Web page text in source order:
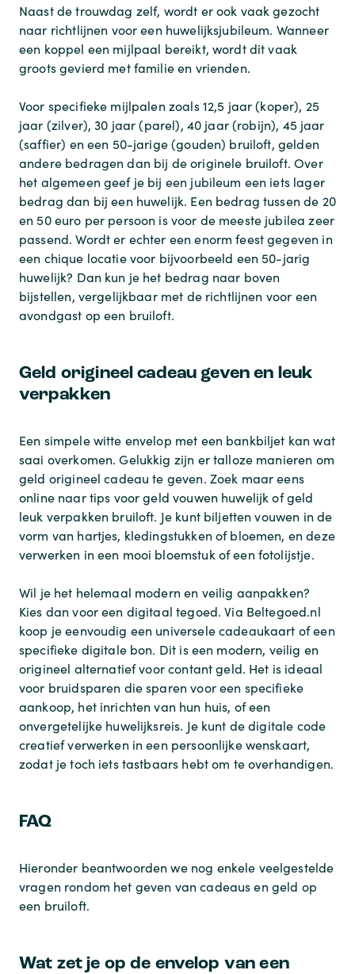
Naast de trouwdag zelf, wordt er ook vaak gezocht
naar richtlijnen voor een huwelijksjubileum. Wanneer
een koppel een mijlpaal bereikt, wordt dit vaak
groots gevierd met familie en vrienden.
Voor specifieke mijlpalen zoals 12,5 jaar (koper), 25
jaar (zilver), 30 jaar (parel), 40 jaar (robijn), 45 jaar
(saffier) en een 50-jarige (gouden) bruiloft, gelden
andere bedragen dan bij de originele bruiloft. Over
het algemeen geef je bij een jubileum een iets lager
bedrag dan bij een huwelijk. Een bedrag tussen de 20
en 50 euro per persoon is voor de meeste jubilea zeer
passend. Wordt er echter een enorm feest gegeven in
een chique locatie voor bijvoorbeeld een 50-jarig
huwelijk? Dan kun je het bedrag naar boven
bijstellen, vergelijkbaar met de richtlijnen voor een
avondgast op een bruiloft.
Geld origineel cadeau geven en leuk
verpakken
Een simpele witte envelop met een bankbiljet kan wat
saai overkomen. Gelukkig zijn er talloze manieren om
geld origineel cadeau te geven. Zoek maar eens
online naar tips voor geld vouwen huwelijk of geld
leuk verpakken bruiloft. Je kunt biljetten vouwen in de
vorm van hartjes, kledingstukken of bloemen, en deze
verwerken in een mooi bloemstuk of een fotolijstje.
Wil je het helemaal modern en veilig aanpakken?
Kies dan voor een digitaal tegoed. Via Beltegoed.nl
koop je eenvoudig een universele cadeaukaart of een
specifieke digitale bon. Dit is een modern, veilig en
origineel alternatief voor contant geld. Het is ideaal
voor bruidsparen die sparen voor een specifieke
aankoop, het inrichten van hun huis, of een
onvergetelijke huwelijksreis. Je kunt de digitale code
creatief verwerken in een persoonlijke wenskaart,
zodat je toch iets tastbaars hebt om te overhandigen.
FAQ
Hieronder beantwoorden we nog enkele veelgestelde
vragen rondom het geven van cadeaus en geld op
een bruiloft.
Wat zet je op de envelop van een